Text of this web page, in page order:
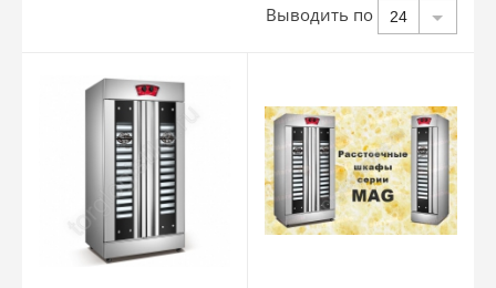
Выводить по 24